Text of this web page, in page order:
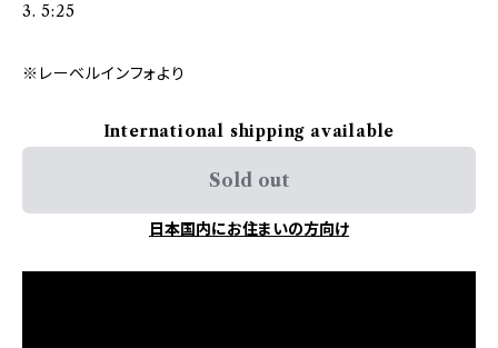
3. 5:25
※レーベルインフォより
International shipping available
Sold out
日本国内にお住まいの方向け